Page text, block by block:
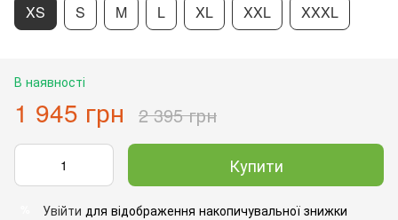
XS S M L XL XXL XXXL
В наявності
1 945 грн 2 395 грн
Купити
Увійти для відображення накопичувальної знижки